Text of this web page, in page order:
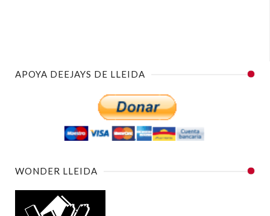
APOYA DEEJAYS DE LLEIDA
WONDER LLEIDA